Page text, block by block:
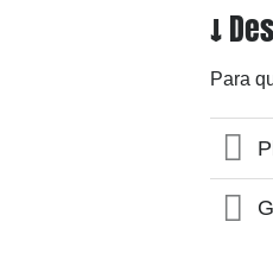
↓
Para